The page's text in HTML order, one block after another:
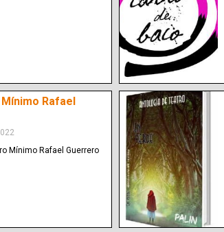
Rafael
Mínimo Rafael Guerrero